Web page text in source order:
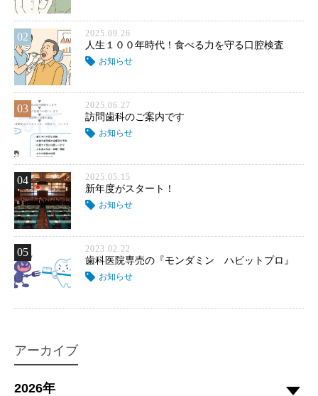
02 2025.09.26
人生１００年時代！食べる力を守る口腔検査
お知らせ
03 2025.06.27
訪問歯科のご案内です
お知らせ
04 2025.05.15
新年度がスタート！
お知らせ
05 2023.02.22
歯科医院専売の『モンダミン ハビットプロ』
お知らせ
アーカイブ
2026年